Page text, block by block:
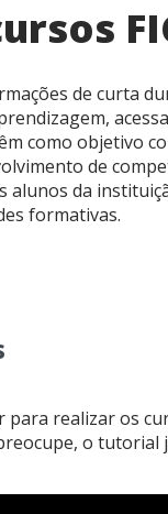
de curta
como objetivo
de
alunos da
formativas.
realizar os
o tutorial